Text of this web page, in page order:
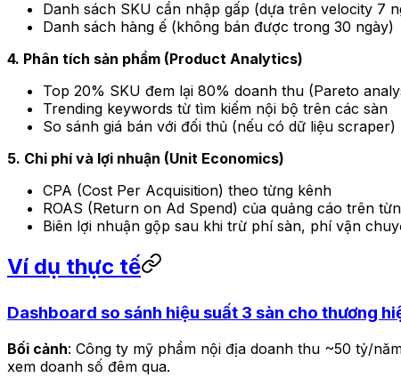
Danh sách SKU cần nhập gấp (dựa trên velocity 7
Danh sách hàng ế (không bán được trong 30 ngày)
4. Phân tích sản phẩm (Product Analytics)
Top 20% SKU đem lại 80% doanh thu (Pareto
Trending keywords từ tìm kiếm nội bộ trên các sàn
So sánh giá bán với đối thủ (nếu có dữ liệu scraper)
5. Chi phí và lợi nhuận (Unit Economics)
CPA (Cost Per Acquisition) theo từng kênh
ROAS (Return on Ad Spend) của quảng cáo trên
Biên lợi nhuận gộp sau khi trừ phí sàn, phí vận
Ví dụ thực tế
Dashboard so sánh hiệu suất 3 sàn cho thương
Bối cảnh: Công ty mỹ phẩm nội địa doanh thu ~50 tỷ/
xem doanh số đêm qua.